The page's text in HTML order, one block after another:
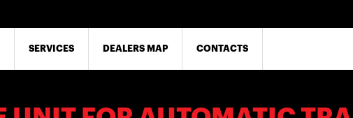
SERVICES DEALERS MAP CONTACTS